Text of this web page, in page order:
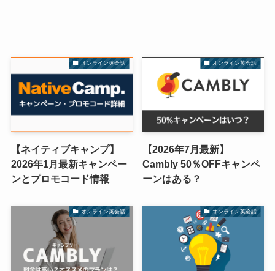
オンライン英会話
【ネイティブキャンプ】
2026年1月最新キャンペー
ンとプロモコード情報
オンライン英会話
【2026年7月最新】
Cambly 50％OFFキャンペ
ーンはある？
オンライン英会話 オンライン英会話